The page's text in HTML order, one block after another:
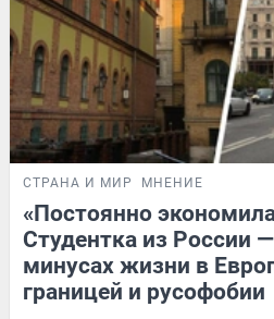
СТРАНА И МИР МНЕНИЕ
«Постоянно
Студентка из России
минусах жизни в
границей и русофобии